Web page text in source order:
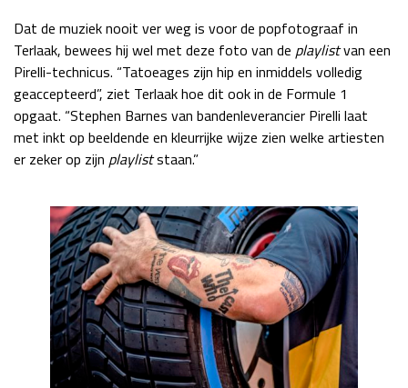
GP QATAR 2026 27 - 29 nov
Race
zo 17:00 - 19:00
Kwalificatie
za 15:00 - 16:00
Race
zo 14:00 - 16:00
Dat de muziek nooit ver weg is voor de popfotograaf in
Terlaak, bewees hij wel met deze foto van de playlistvan een
Pirelli-technicus. “Tatoeages zijn hip en inmiddels volledig
geaccepteerd”, ziet Terlaak hoe dit ook in de Formule 1
opgaat. “Stephen Barnes van bandenleverancier Pirelli laat
met inkt op beeldende en kleurrijke wijze zien welke artiesten
er zeker op zijn playliststaan.”